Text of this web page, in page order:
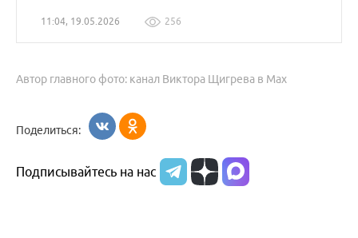
11:04, 19.05.2026 256
Автор главного фото: канал Виктора Щигрева в Max
Поделиться:
Подписывайтесь на нас